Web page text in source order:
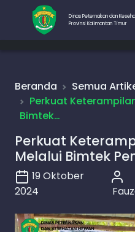
Dinas Peternakan dan
Provinsi Kalimantan Timur
Beranda
Semua
Perkuat
Bimtek…
Perkuat
Melalui Bimtek
19 Oktober
2024